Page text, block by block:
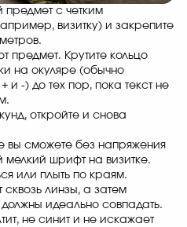
предмет с четким
визитку) и закрепите
предмет. Крутите кольцо
на окуляре (обычно
и -) до тех пор, пока текст не
откройте и снова
вы сможете без напряжения
шрифт на визитке.
или плыть по краям.
сквозь линзы, а затем
идеально совпадать.
не синит и не искажает